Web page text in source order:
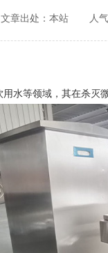
文章出处：本站 人
水等领域，其在杀灭